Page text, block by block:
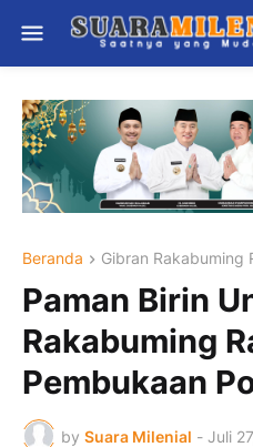
Beranda Gibran Rakabuming
Paman Birin
Rakabuming
Pembukaan
by Suara Milenial - Juli